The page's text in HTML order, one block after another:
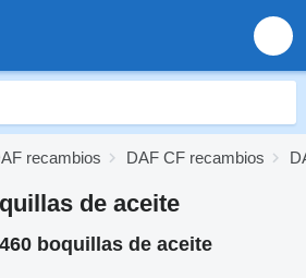
recambios DAF CF recambios
de aceite
boquillas de aceite